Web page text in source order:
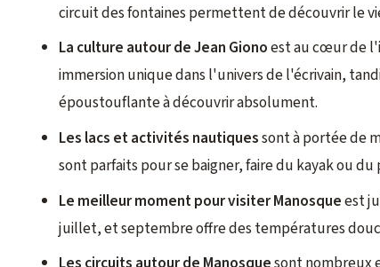
circuit des fontaines permettent de découvrir le
La culture autour de Jean Gionoest au cœur de
immersion unique dans l'univers de l'écrivain,
époustouflante à découvrir absolument.
Les lacs et activités nautiquessont à portée de
sont parfaits pour se baigner, faire du kayak ou
Le meilleur moment pour visiter Manosqueest
juillet, et septembre offre des températures